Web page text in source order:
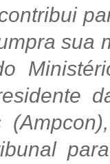
sua